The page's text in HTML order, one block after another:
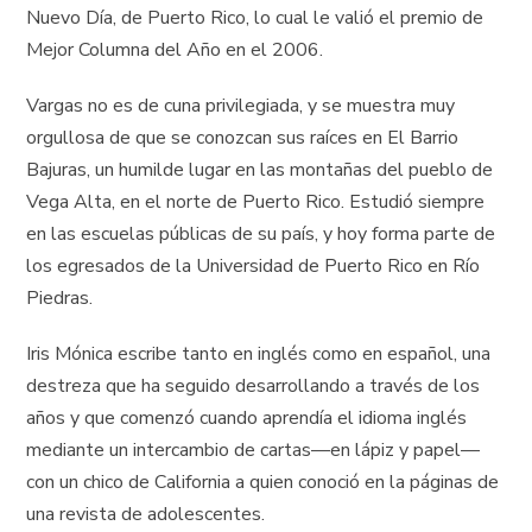
Nuevo Día, de Puerto Rico, lo cual le valió el premio de
Mejor Columna del Año en el 2006.
Vargas no es de cuna privilegiada, y se muestra muy
orgullosa de que se conozcan sus raíces en El Barrio
Bajuras, un humilde lugar en las montañas del pueblo de
Vega Alta, en el norte de Puerto Rico. Estudió siempre
en las escuelas públicas de su país, y hoy forma parte de
los egresados de la Universidad de Puerto Rico en Río
Piedras.
Iris Mónica escribe tanto en inglés como en español, una
destreza que ha seguido desarrollando a través de los
años y que comenzó cuando aprendía el idioma inglés
mediante un intercambio de cartas—en lápiz y papel—
con un chico de California a quien conoció en la páginas de
una revista de adolescentes.